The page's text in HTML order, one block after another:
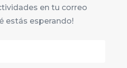
en tu correo
estás esperando!